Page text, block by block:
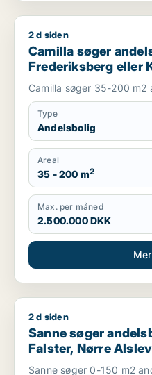
Camilla søger
2 d siden
Camilla søger
Frederiksberg eller
Camilla søger 35-200 m2
Type
Andelsbolig
Areal
35 - 200 m2
Max. per måned
2.500.000 DKK
Sanne søger andelsbolig
2 d siden
Sanne søger
Falster, Nørre
Sanne søger 0-150 m2